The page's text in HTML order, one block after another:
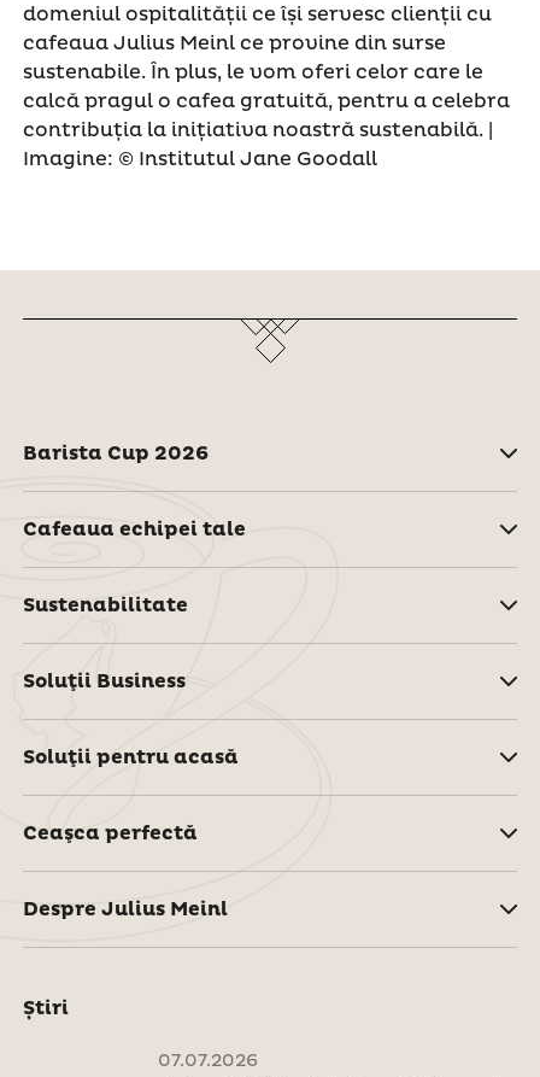
domeniul ospitalității ce își servesc clienții cu
cafeaua Julius Meinl ce provine din surse
sustenabile. În plus, le vom oferi celor care le
calcă pragul o cafea gratuită, pentru a celebra
contribuția la inițiativa noastră sustenabilă. |
Imagine: © Institutul Jane Goodall
Barista Cup 2026
Cafeaua echipei tale
Sustenabilitate
Soluţii Business
Soluţii pentru acasă
Ceaşca perfectă
Despre Julius Meinl
Știri
07.07.2026